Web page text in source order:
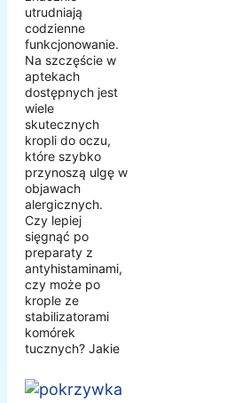
utrudniają
codzienne
funkcjonowanie.
Na szczęście w
aptekach
dostępnych jest
wiele
skutecznych
kropli do oczu,
które szybko
przynoszą ulgę w
objawach
alergicznych.
Czy lepiej
sięgnąć po
preparaty z
antyhistaminami,
czy może po
krople ze
stabilizatorami
komórek
tucznych? Jakie